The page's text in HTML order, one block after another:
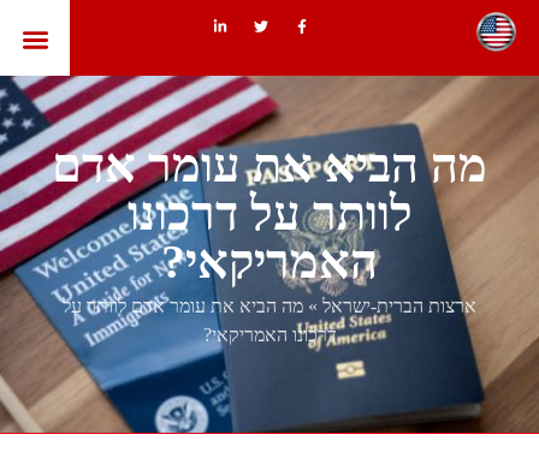
מה הביא את עומר אדם
לוותר על דרכונו
האמריקאי?
ארצות הברית-ישראל » מה הביא את עומר אדם לוותר על
דרכונו האמריקאי?